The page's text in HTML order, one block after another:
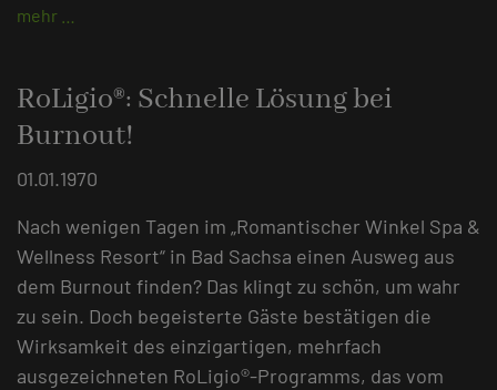
mehr …
RoLigio®: Schnelle Lösung bei
Burnout!
01.01.1970
Nach wenigen Tagen im „Romantischer Winkel Spa &
Wellness Resort“ in Bad Sachsa einen Ausweg aus
dem Burnout finden? Das klingt zu schön, um wahr
zu sein. Doch begeisterte Gäste bestätigen die
Wirksamkeit des einzigartigen, mehrfach
ausgezeichneten RoLigio®-Programms, das vom